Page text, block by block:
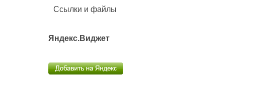
Ссылки и файлы
Яндекс.Виджет